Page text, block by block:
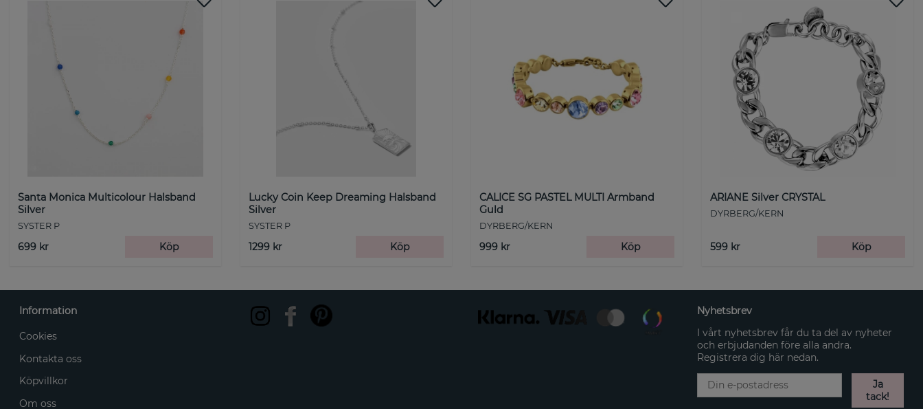
Santa Monica Multicolour Halsband
Silver
SYSTER P
699 kr Köp
Lucky Coin Keep Dreaming Halsband
Silver
SYSTER P
1299 kr Köp
CALICE SG PASTEL MULTI Armband
Guld
DYRBERG/KERN
999 kr Köp
ARIANE Silver CRYSTAL
DYRBERG/KERN
599 kr Köp
Information
Cookies
Kontakta oss
Köpvillkor
Om oss
Nyhetsbrev
I vårt nyhetsbrev får du ta del av nyheter
och erbjudanden före alla andra.
Registrera dig här nedan.
Ja
tack!